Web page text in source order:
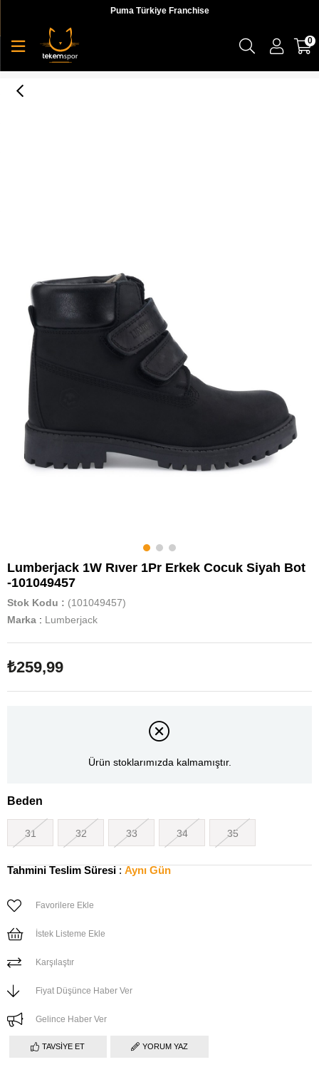
Puma Türkiye Franchise
0
Lumberjack 1W Rıver 1Pr Erkek Cocuk Siyah Bot
-101049457
Stok Kodu
(101049457)
Marka : Lumberjack
₺259,99
Ürün stoklarımızda kalmamıştır.
Beden
31 32 33 34 35
Tahmini Teslim Süresi : Aynı Gün
Favorilere Ekle
İstek Listeme Ekle
Karşılaştır
Fiyat Düşünce Haber Ver
Gelince Haber Ver
TAVSIYE ET YORUM YAZ